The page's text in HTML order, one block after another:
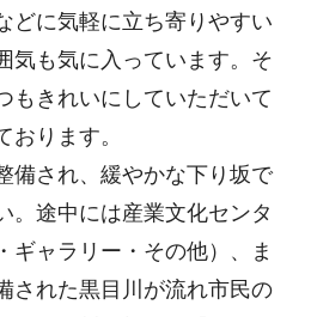
どに気軽に立ち寄りやすい
気も気に入っています。そ
もきれいにしていただいて
おります。
備され、緩やかな下り坂で
。途中には産業文化センタ
ギャラリー・その他）、ま
された黒目川が流れ市民の